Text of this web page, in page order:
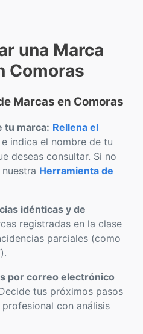
una Marca
Comoras
Marcas en Comoras
tu marca: Rellena el
e indica el nombre de tu
deseas consultar. Si no
Herramienta de
idénticas y de
registradas en la clase
parciales (como
por correo electrónico
tus próximos pasos
con análisis